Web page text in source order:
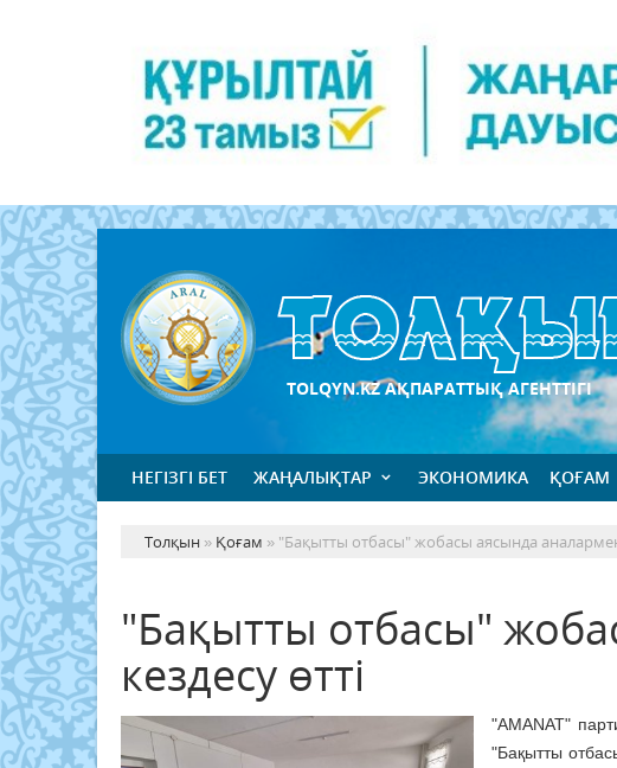
TOLQYN.KZ АҚПАРАТТЫҚ АГЕНТТІГІ
НЕГІЗГІ БЕТ ЖАҢАЛЫҚТАР ЭКОНОМИКА ҚОҒАМ
Толқын » Қоғам » "Бақытты отбасы" жобасы аясында аналармен
"Бақытты отбасы"
кездесу өтті
"AMANAT"
"Бақытты